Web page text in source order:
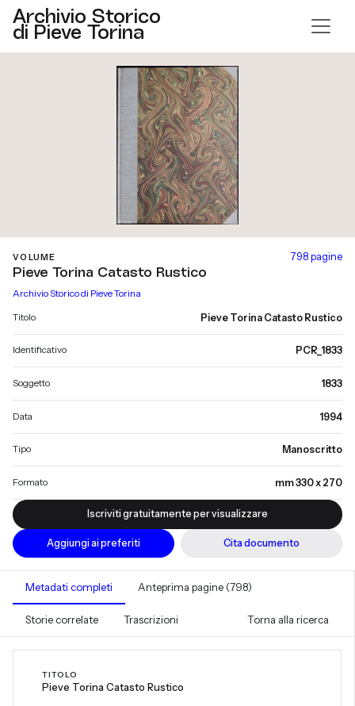
Archivio Storico
di Pieve Torina
VOLUME 798 pagine
Pieve Torina Catasto Rustico
Archivio Storico di Pieve Torina
Titolo Pieve Torina Catasto Rustico
Identificativo PCR_1833
Soggetto 1833
Data 1994
Tipo Manoscritto
Formato mm 330 x 270
Iscriviti gratuitamente per visualizzare
Aggiungi ai preferiti Cita documento
Metadati completi Anteprima pagine (798)
Storie correlate Trascrizioni Torna alla ricerca
TITOLO
Pieve Torina Catasto Rustico